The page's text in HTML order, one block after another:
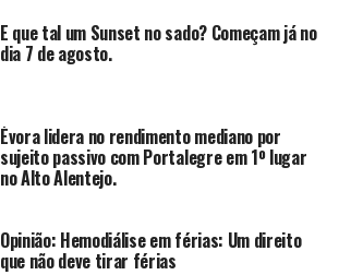
E que tal um Sunset no sado? Começam já no
dia 7 de agosto.
Évora lidera no rendimento mediano por
sujeito passivo com Portalegre em 1º lugar
no Alto Alentejo.
Opinião: Hemodiálise em férias: Um direito
que não deve tirar férias